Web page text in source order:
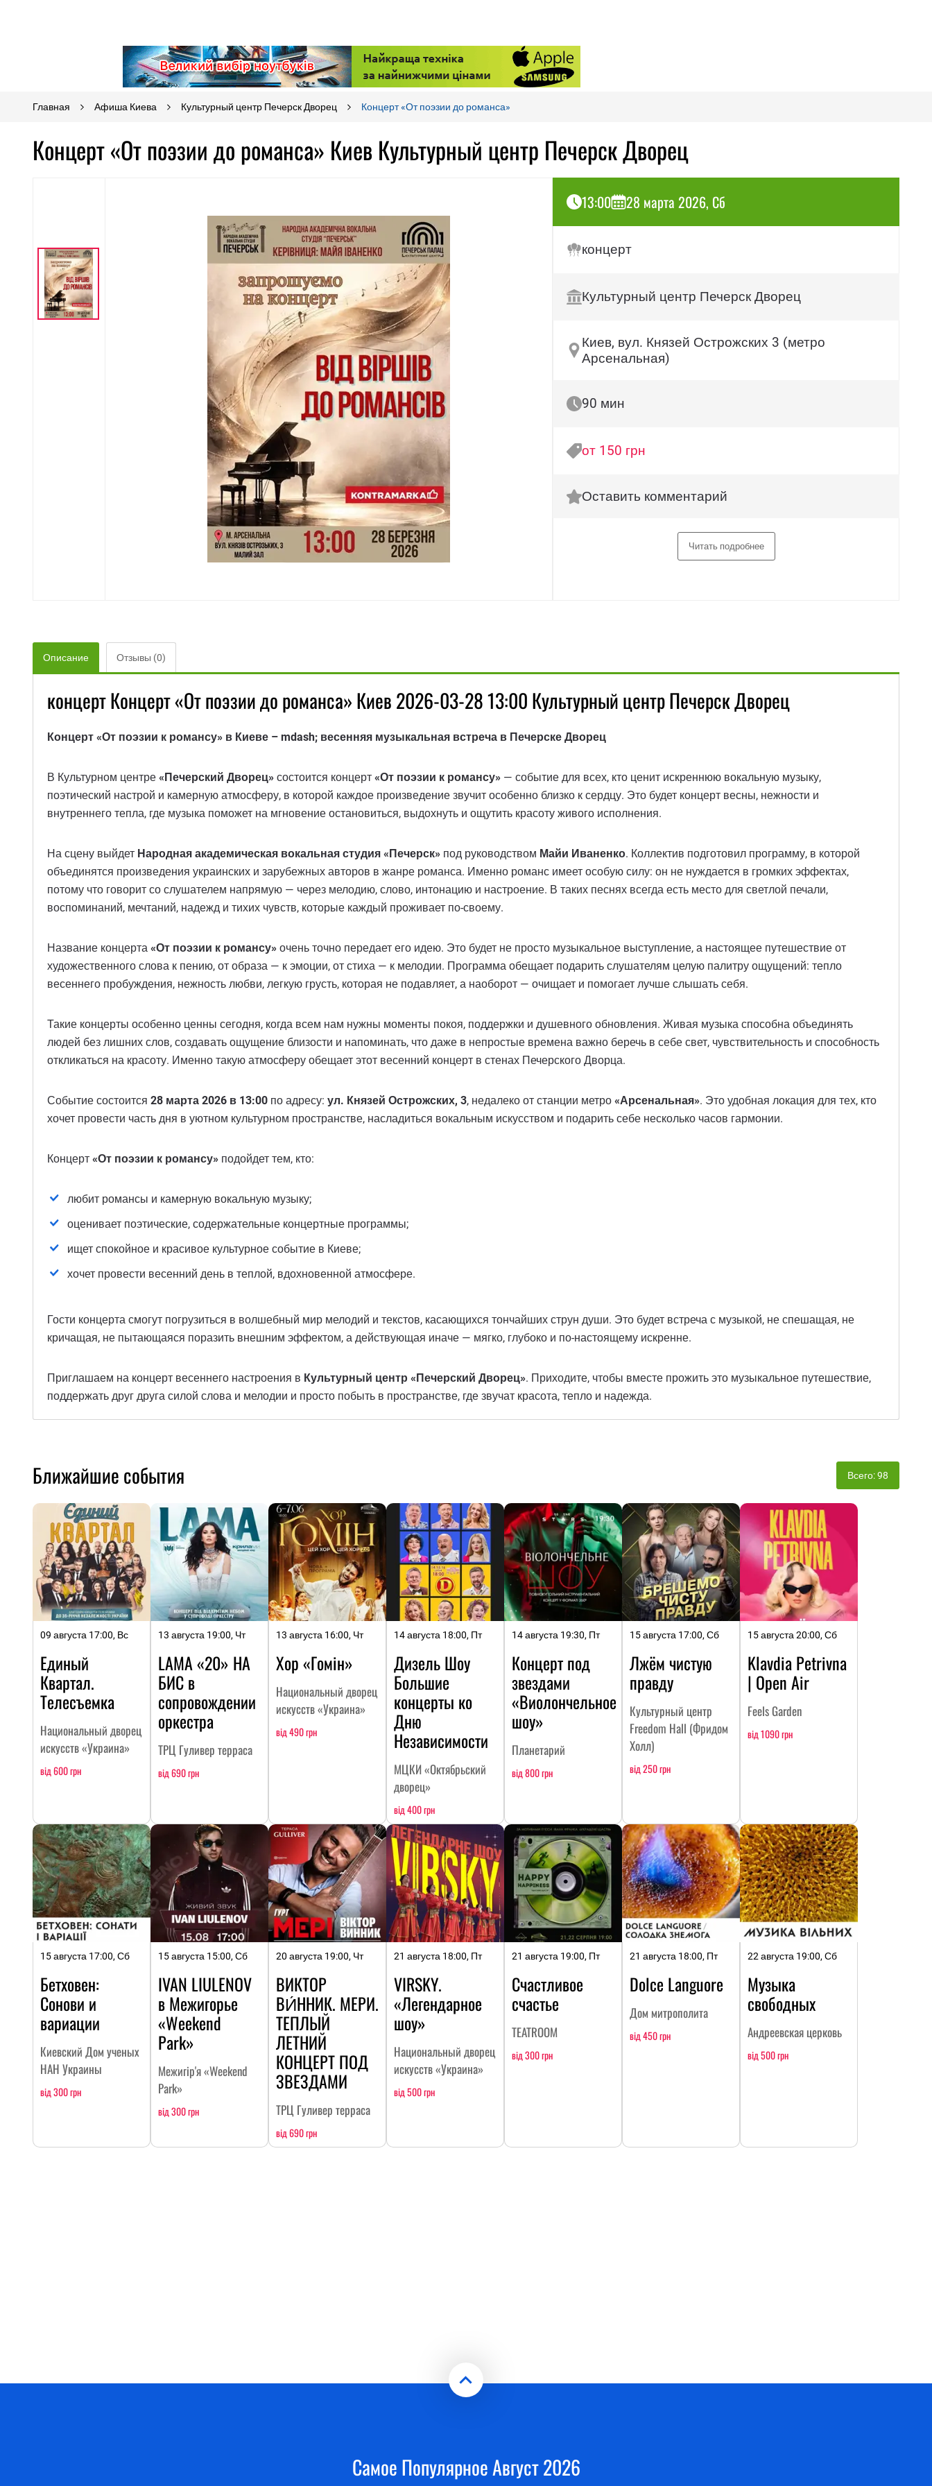
Главная Афиша Киева Культурный центр Печерск Дворец Концерт «От поэзии до романса»
Концерт «От поэзии до романса» Киев Культурный центр Печерск Дворец
13:00 28 марта 2026, Сб
концерт
Культурный центр Печерск Дворец
Киев, вул. Князей Острожских 3 (метро
Арсенальная)
90 мин
от 150 грн
Оставить комментарий
Читать подробнее
Описание Отзывы (0)
концерт Концерт «От поэзии до романса» Киев 2026-03-28 13:00 Культурный центр Печерск Дворец
Концерт «От поэзии к романсу» в Киеве – mdash; весенняя музыкальная встреча в Печерске Дворец
В Культурном центре «Печерский Дворец» состоится концерт «От поэзии к романсу» — событие для всех, кто ценит искреннюю вокальную музыку,
поэтический настрой и камерную атмосферу, в которой каждое произведение звучит особенно близко к сердцу. Это будет концерт весны, нежности и
внутреннего тепла, где музыка поможет на мгновение остановиться, выдохнуть и ощутить красоту живого исполнения.
На сцену выйдет Народная академическая вокальная студия «Печерск» под руководством Майи Иваненко. Коллектив подготовил программу, в которой
объединятся произведения украинских и зарубежных авторов в жанре романса. Именно романс имеет особую силу: он не нуждается в громких эффектах,
потому что говорит со слушателем напрямую — через мелодию, слово, интонацию и настроение. В таких песнях всегда есть место для светлой печали,
воспоминаний, мечтаний, надежд и тихих чувств, которые каждый проживает по-своему.
Название концерта «От поэзии к романсу» очень точно передает его идею. Это будет не просто музыкальное выступление, а настоящее путешествие от
художественного слова к пению, от образа — к эмоции, от стиха — к мелодии. Программа обещает подарить слушателям целую палитру ощущений: тепло
весеннего пробуждения, нежность любви, легкую грусть, которая не подавляет, а наоборот — очищает и помогает лучше слышать себя.
Такие концерты особенно ценны сегодня, когда всем нам нужны моменты покоя, поддержки и душевного обновления. Живая музыка способна объединять
людей без лишних слов, создавать ощущение близости и напоминать, что даже в непростые времена важно беречь в себе свет, чувствительность и способность
откликаться на красоту. Именно такую ​​атмосферу обещает этот весенний концерт в стенах Печерского Дворца.
Событие состоится 28 марта 2026 в 13:00 по адресу: ул. Князей Острожских, 3, недалеко от станции метро «Арсенальная». Это удобная локация для тех, кто
хочет провести часть дня в уютном культурном пространстве, насладиться вокальным искусством и подарить себе несколько часов гармонии.
Концерт «От поэзии к романсу» подойдет тем, кто:
любит романсы и камерную вокальную музыку;
оценивает поэтические, содержательные концертные программы;
ищет спокойное и красивое культурное событие в Киеве;
хочет провести весенний день в теплой, вдохновенной атмосфере.
Гости концерта смогут погрузиться в волшебный мир мелодий и текстов, касающихся тончайших струн души. Это будет встреча с музыкой, не спешащая, не
кричащая, не пытающаяся поразить внешним эффектом, а действующая иначе — мягко, глубоко и по-настоящему искренне.
Приглашаем на концерт весеннего настроения в Культурный центр «Печерский Дворец». Приходите, чтобы вместе прожить это музыкальное путешествие,
поддержать друг друга силой слова и мелодии и просто побыть в пространстве, где звучат красота, тепло и надежда.
Ближайшие события Всего: 98
09 августа 17:00, Вс
Единый
Квартал.
Телесъемка
Национальный дворец
искусств «Украина»
від 600 грн
13 августа 19:00, Чт
LAMA «20» НА
БИC в
сопровождении
оркестра
ТРЦ Гуливер терраса
від 690 грн
13 августа 16:00, Чт
Хор «Гомін»
Национальный дворец
искусств «Украина»
від 490 грн
14 августа 18:00, Пт
Дизель Шоу
Большие
концерты ко
Дню
Независимости
МЦКИ «Октябрьский
дворец»
від 400 грн
14 августа 19:30, Пт
Концерт под
звездами
«Виолончельное
шоу»
Планетарий
від 800 грн
15 августа 17:00, Сб
Лжём чистую
правду
Культурный центр
Freedom Hall (Фридом
Холл)
від 250 грн
15 августа 20:00, Сб
Klavdia Petrivna
| Open Air
Feels Garden
від 1090 грн
15 августа 17:00, Сб
Бетховен:
Сонови и
вариации
Киевский Дом ученых
НАН Украины
від 300 грн
15 августа 15:00, Сб
IVAN LIULENOV
в Межигорье
«Weekend
Park»
Межигір'я «Weekend
Park»
від 300 грн
20 августа 19:00, Чт
ВИКТОР
ВИ́ННИК. МЕРИ.
ТЕПЛЫЙ
ЛЕТНИЙ
КОНЦЕРТ ПОД
ЗВЕЗДАМИ
ТРЦ Гуливер терраса
від 690 грн
21 августа 18:00, Пт
VIRSKY.
«Легендарное
шоу»
Национальный дворец
искусств «Украина»
від 500 грн
21 августа 19:00, Пт
Счастливое
счастье
TEATROOM
від 300 грн
21 августа 18:00, Пт
Dolce Languore
Дом митрополита
від 450 грн
22 августа 19:00, Сб
Музыка
свободных
Андреевская церковь
від 500 грн
Самое Популярное Август 2026